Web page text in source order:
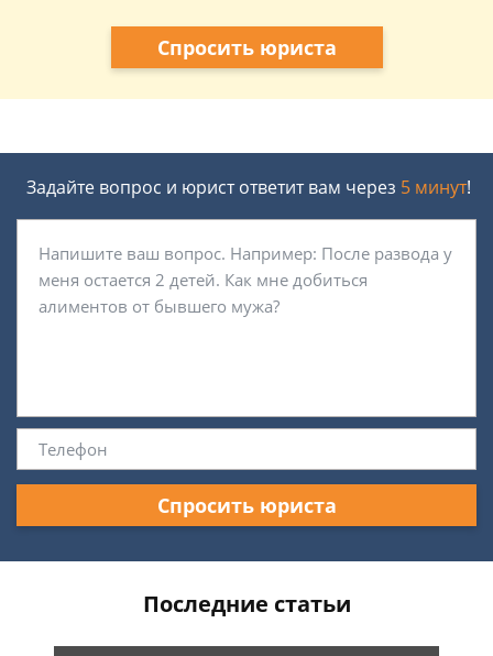
Спросить юриста
Задайте вопрос и юрист ответит вам через 5 минут!
Спросить юриста
Последние статьи